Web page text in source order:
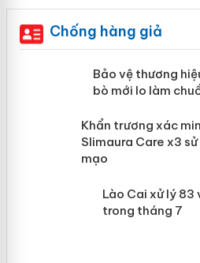
Chống hàng giả
Bảo vệ thương
“mất bò mới lo
Slimaura Care x3
mạo